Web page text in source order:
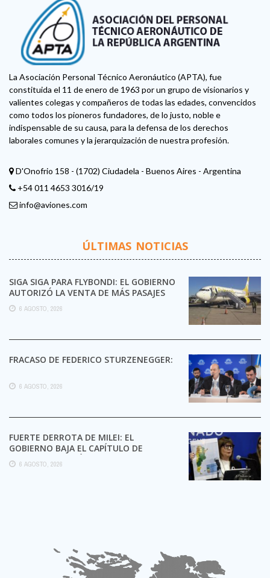
La Asociación Personal Técnico Aeronáutico (APTA), fue
constituida el 11 de enero de 1963 por un grupo de visionarios y
valientes colegas y compañeros de todas las edades, convencidos
como todos los pioneros fundadores, de lo justo, noble e
indispensable de su causa, para la defensa de los derechos
laborales comunes y la jerarquización de nuestra profesión.
D'Onofrio 158 - (1702) Ciudadela - Buenos Aires - Argentina
+54 011 4653 3016/19
info@aviones.com
ÚLTIMAS NOTICIAS
SIGA SIGA PARA FLYBONDI: EL GOBIERNO
AUTORIZÓ LA VENTA DE MÁS PASAJES
6 AGOSTO, 2026
FRACASO DE FEDERICO STURZENEGGER:
6 AGOSTO, 2026
FUERTE DERROTA DE MILEI: EL
GOBIERNO BAJA EL CAPÍTULO DE
EXTRANJERIZACIÓN DE TIERRAS
6 AGOSTO, 2026